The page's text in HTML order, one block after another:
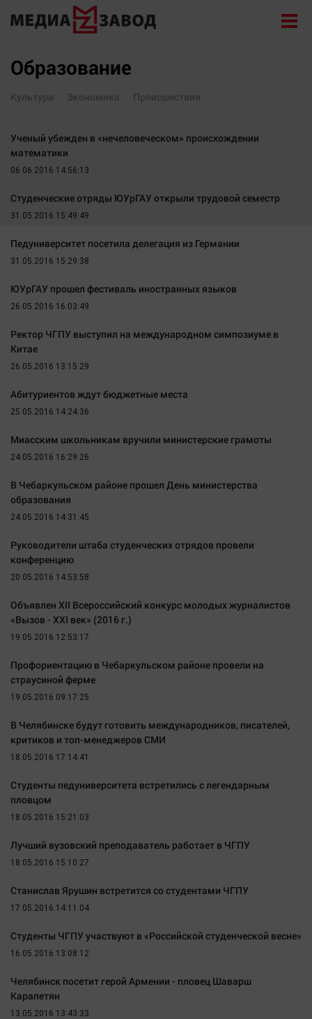
Экономика
Происшествия
Политика
Культура
Здоровье
Спорт
Курилка
Поиск
Архив
Общество
Политика
Происшествия
Мнения
Технологии
Отраслевые темы
Образование
Автомобили
Банки
Медиаграмотность
Медицина
Новости компаний
Спецпроект
Статистика
Челябинск космический
Другие рубрики
English version
Афиша
Блогеркуль
Образование
Культура Экономика Происшествия
Ученый убежден в «нечеловеческом» происхождении
математики
06.06.2016 14:56:13
Студенческие отряды ЮУрГАУ открыли трудовой семестр
31.05.2016 15:49:49
Педуниверситет посетила делегация из Германии
31.05.2016 15:29:38
ЮУрГАУ прошел фестиваль иностранных языков
26.05.2016 16:03:49
Ректор ЧГПУ выступил на международном симпозиуме в
Китае
26.05.2016 13:15:29
Абитуриентов ждут бюджетные места
25.05.2016 14:24:36
Миасским школьникам вручили министерские грамоты
24.05.2016 16:29:26
В Чебаркульском районе прошел День министерства
образования
24.05.2016 14:31:45
Руководители штаба студенческих отрядов провели
конференцию
20.05.2016 14:53:58
Объявлен XII Всероссийский конкурс молодых журналистов
«Вызов - XXI век» (2016 г.)
19.05.2016 12:53:17
Профориентацию в Чебаркульском районе провели на
страусиной ферме
19.05.2016 09:17:25
В Челябинске будут готовить международников, писателей,
критиков и топ-менеджеров СМИ
18.05.2016 17:14:41
Студенты педуниверситета встретились с легендарным
пловцом
18.05.2016 15:21:03
Лучший вузовский преподаватель работает в ЧГПУ
18.05.2016 15:10:27
Станислав Ярушин встретится со студентами ЧГПУ
17.05.2016 14:11:04
Студенты ЧГПУ участвуют в «Российской студенческой весне»
16.05.2016 13:08:12
Челябинск посетит герой Армении - пловец Шаварш
Карапетян
13.05.2016 13:43:33